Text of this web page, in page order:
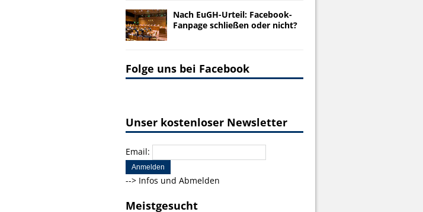
Nach EuGH-Urteil: Facebook-
Fanpage schließen oder nicht?
Folge uns bei Facebook
Unser kostenloser Newsletter
Email:
--> Infos und Abmelden
Meistgesucht